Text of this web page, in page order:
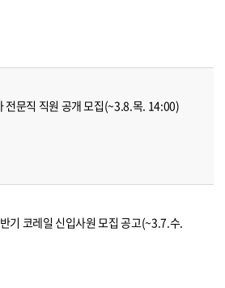
전문직 직원 공개 모집(~3.8.목. 14:00)
기 코레일 신입사원 모집 공고(~3.7.수.